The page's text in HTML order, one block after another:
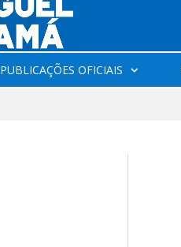
PUBLICAÇÕES OFICIAIS